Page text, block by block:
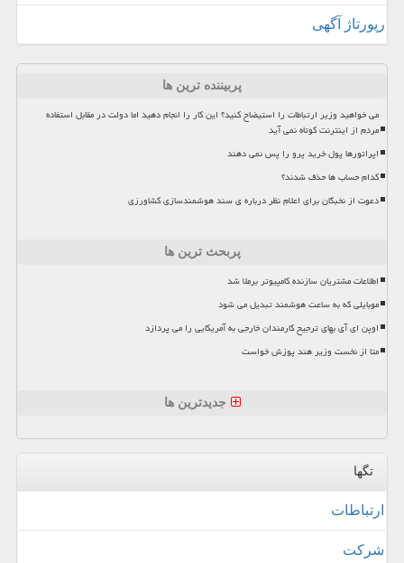
رپورتاژ آگهی
پربیننده ترین ها
می خواهید وزیر ارتباطات را استیضاح کنید؟ این کار را انجام دهید اما دولت در مقابل استفاده
مردم از اینترنت کوتاه نمی آید
اپراتورها پول خرید پرو را پس نمی دهند
کدام حساب ها حذف شدند؟
دعوت از نخبگان برای اعلام نظر درباره ی سند هوشمندسازی کشاورزی
پربحث ترین ها
اطلاعات مشتریان سازنده کامپیوتر برملا شد
موبایلی که به ساعت هوشمند تبدیل می شود
اوپن ای آی بهای ترجیح کارمندان خارجی به آمریکایی را می پردازد
متا از نخست وزیر هند پوزش خواست
جدیدترین ها
تگها
ارتباطات
شركت